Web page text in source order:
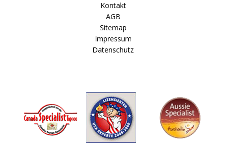
Kontakt
AGB
Sitemap
Impressum
Datenschutz